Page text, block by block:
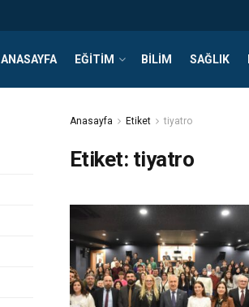
ANASAYFA EĞITIM BILIM SAĞLIK
Anasayfa Etiket tiyatro
Etiket: tiyatro